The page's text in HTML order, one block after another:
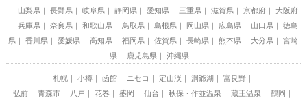
山梨県
長野県 岐阜県 静岡県 愛知県 三重県 滋賀県 京都府
大阪府
兵庫県
奈良県 和歌山県 鳥取県 島根県 岡山県 広島県 山口県
徳島
県
香川県 愛媛県 高知県 福岡県 佐賀県 長崎県 熊本県 大分県
宮崎
県
鹿児島県 沖縄県
札幌 小樽 函館 ニセコ 定山渓 洞爺湖
富良野
弘前
青森市 八戸 花巻 盛岡 仙台 秋保・作並温泉 蔵王温泉
鶴岡